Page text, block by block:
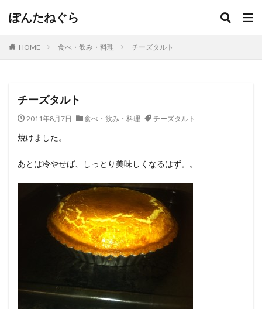
ぽんたねぐら
HOME 食べ・飲み・料理 チーズタルト
チーズタルト
2011年8月7日 食べ・飲み・料理 チーズタルト
焼けました。
あとは冷やせば、しっとり美味しくなるはず。。